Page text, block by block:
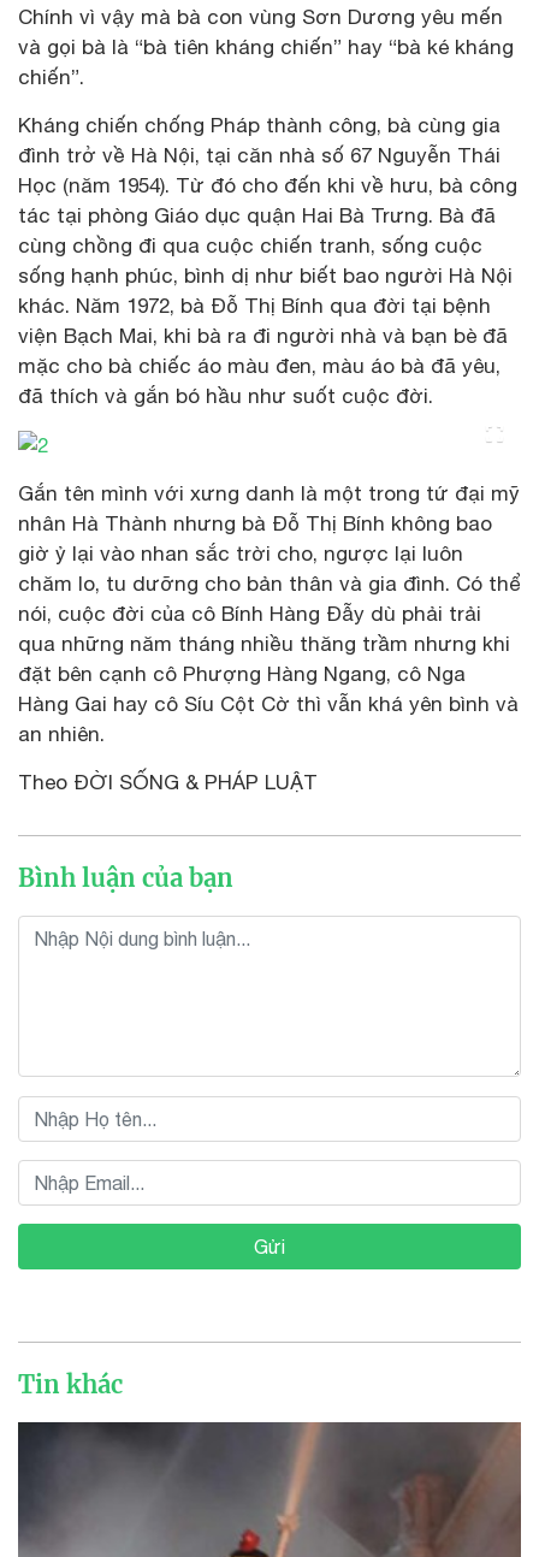
Chính vì vậy mà bà con vùng Sơn Dương yêu mến
và gọi bà là “bà tiên kháng chiến” hay “bà ké kháng
chiến”.
Kháng chiến chống Pháp thành công, bà cùng gia
đình trở về Hà Nội, tại căn nhà số 67 Nguyễn Thái
Học (năm 1954). Từ đó cho đến khi về hưu, bà công
tác tại phòng Giáo dục quận Hai Bà Trưng. Bà đã
cùng chồng đi qua cuộc chiến tranh, sống cuộc
sống hạnh phúc, bình dị như biết bao người Hà Nội
khác. Năm 1972, bà Đỗ Thị Bính qua đời tại bệnh
viện Bạch Mai, khi bà ra đi người nhà và bạn bè đã
mặc cho bà chiếc áo màu đen, màu áo bà đã yêu,
đã thích và gắn bó hầu như suốt cuộc đời.
Gắn tên mình với xưng danh là một trong tứ đại mỹ
nhân Hà Thành nhưng bà Đỗ Thị Bính không bao
giờ ỷ lại vào nhan sắc trời cho, ngược lại luôn
chăm lo, tu dưỡng cho bản thân và gia đình. Có thể
nói, cuộc đời của cô Bính Hàng Đẫy dù phải trải
qua những năm tháng nhiều thăng trầm nhưng khi
đặt bên cạnh cô Phượng Hàng Ngang, cô Nga
Hàng Gai hay cô Síu Cột Cờ thì vẫn khá yên bình và
an nhiên.
Theo ĐỜI SỐNG & PHÁP LUẬT
Bình luận của bạn
Gửi
Tin khác